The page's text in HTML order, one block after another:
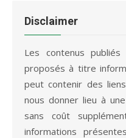
44,99 €.
Disclaimer
Les contenus
proposés à titre
peut contenir des
nous donner lieu à
sans coût
informations